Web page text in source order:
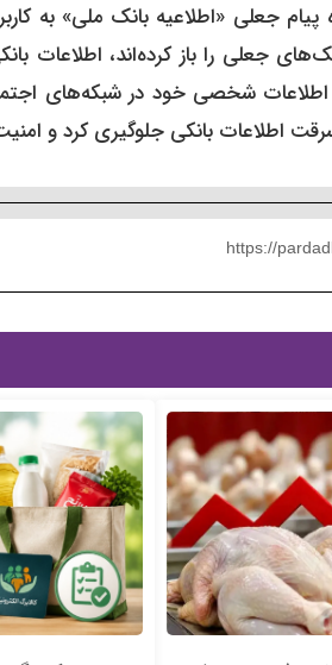
جعلی را باز کرده‌اند، اطلاعات
اطلاعات شخصی خود در شبکه‌های
اطلاعات بانکی جلوگیری کرد و
https://